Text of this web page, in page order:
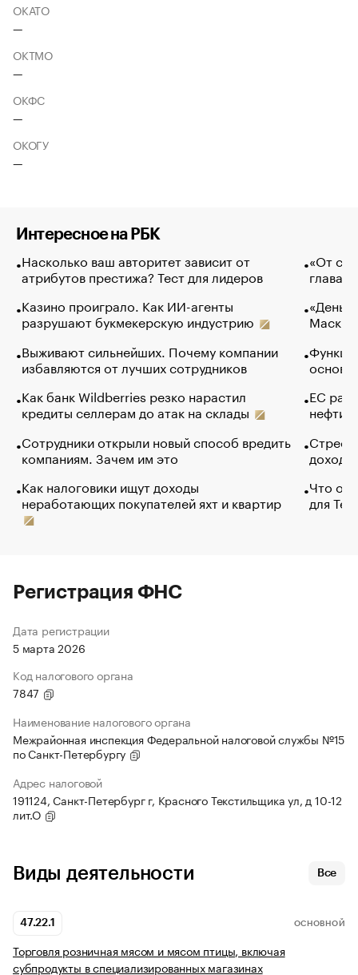
ОКАТО
—
ОКТМО
—
ОКФС
—
ОКОГУ
—
Интересное на РБК
Насколько ваш авторитет зависит от
атрибутов престижа? Тест для лидеров
Казино проиграло. Как ИИ-агенты
разрушают букмекерскую индустрию
Выживают сильнейших. Почему компании
избавляются от лучших сотрудников
Как банк Wildberries резко нарастил
кредиты селлерам до атак на склады
Сотрудники открыли новый способ вредить
компаниям. Зачем им это
Как налоговики ищут доходы
неработающих покупателей яхт и квартир
«От
глава
Маск в
основ
ЕС
нефти
Что
для
Регистрация ФНС
Дата регистрации
5 марта 2026
Код налогового органа
7847
Наименование налогового органа
Межрайонная инспекция Федеральной налоговой службы №15
по Санкт-Петербургу
Адрес налоговой
191124, Санкт-Петербург г, Красного Текстильщика ул, д 10-12
лит.О
Виды деятельности Все
47.22.1 ОСНОВНОЙ
Торговля розничная мясом и мясом птицы, включая
субпродукты в специализированных магазинах